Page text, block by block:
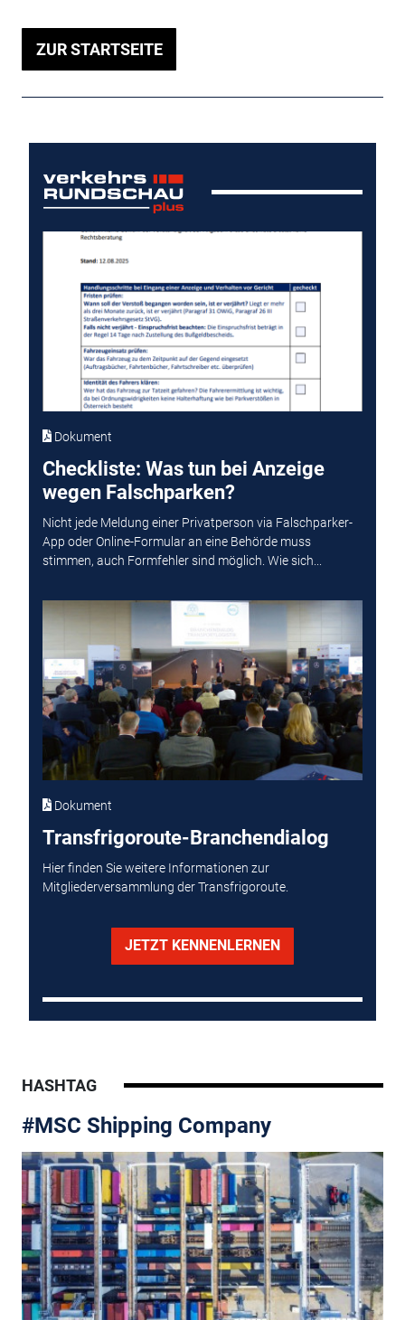
ZUR STARTSEITE
Dokument
Checkliste: Was tun bei Anzeige
wegen Falschparken?
Nicht jede Meldung einer Privatperson via Falschparker-
App oder Online-Formular an eine Behörde muss
stimmen, auch Formfehler sind möglich. Wie sich...
Dokument
Transfrigoroute-Branchendialog
Hier finden Sie weitere Informationen zur
Mitgliederversammlung der Transfrigoroute.
JETZT KENNENLERNEN
HASHTAG
#MSC Shipping Company